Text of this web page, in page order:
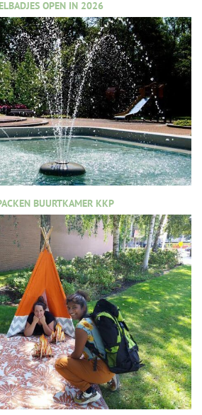
OPEN IN 2026
BUURTKAMER KKP